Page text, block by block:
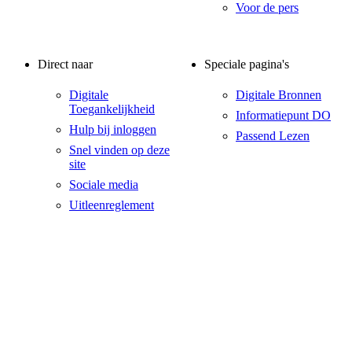
Voor de pers
Direct naar
Digitale
Toegankelijkheid
Hulp bij inloggen
Snel vinden op deze
site
Sociale media
Uitleenreglement
Speciale pagina's
Digitale Bronnen
Informatiepunt DO
Passend Lezen